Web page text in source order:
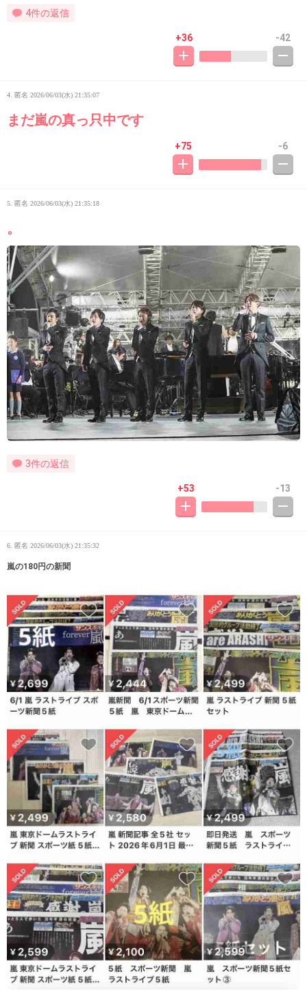
4件の返信
+36 -42
4. 匿名 2026/06/03(水) 21:35:07
まだ嵐の真っ只中です
+75 -6
5. 匿名 2026/06/03(水) 21:35:18
。
3件の返信
+53 -13
6. 匿名 2026/06/03(水) 21:35:32
嵐の180円の新聞